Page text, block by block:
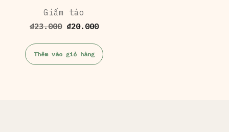
Giấm táo
₫23.000 Giá
₫23.000.
₫20.000Giá
tại
là:
Thêm vào giỏ hàng